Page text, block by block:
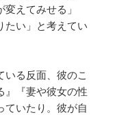
えてみせる」
たい」と考えてい
いる反面、彼のこ
』『妻や彼女の性
ていたり。彼が自